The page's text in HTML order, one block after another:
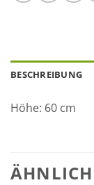
BESCHREIBUNG
Höhe: 60 cm